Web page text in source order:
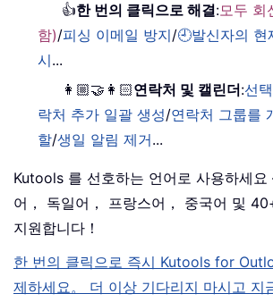
👍한 번의 클릭으로 해결:모두 회
함)/피싱 이메일 방지/🕘발신자의
시...
👩🏼‍🤝‍👩🏻연락처 및 캘린더:선
락처 추가 일괄 생성/연락처 그룹를
할/생일 알림 제거...
Kutools 를 선호하는 언어로 사용하세요
어， 독일어， 프랑스어， 중국어 및
지원합니다！
한 번의 클릭으로 즉시 Kutools for
제하세요。 더 이상 기다리지 마시고 지